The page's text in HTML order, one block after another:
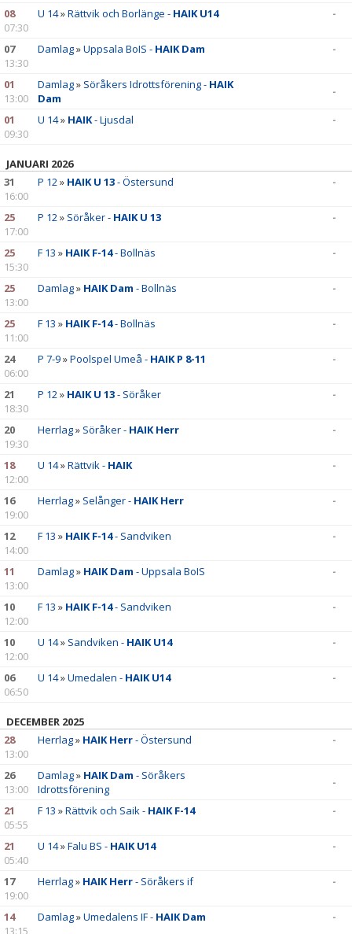
08
07:30
U 14»Rättvik och Borlänge - HAIK U14 -
07
13:30
Damlag»Uppsala BoIS - HAIK Dam -
01
13:00
Damlag» Söråkers Idrottsförening - HAIK
Dam
-
01
09:30
U 14» HAIK- Ljusdal -
JANUARI 2026
31
16:00
P 12» HAIK U 13- Östersund -
25
17:00
P 12» Söråker - HAIK U 13 -
25
15:30
F 13 » HAIK F-14- Bollnäs -
25
13:00
Damlag» HAIK Dam - Bollnäs -
25
11:00
F 13 » HAIK F-14- Bollnäs -
24
06:00
P 7-9»Poolspel Umeå - HAIK P 8-11 -
21
18:30
P 12» HAIK U 13- Söråker -
20
19:30
Herrlag» Söråker - HAIK Herr -
18
12:00
U 14»Rättvik - HAIK -
16
19:00
Herrlag» Selånger - HAIK Herr -
12
14:00
F 13 » HAIK F-14- Sandviken -
11
13:00
Damlag» HAIK Dam - Uppsala BoIS -
10
12:00
F 13 » HAIK F-14- Sandviken -
10
12:00
U 14» Sandviken - HAIK U14 -
06
06:50
U 14»Umedalen - HAIK U14 -
DECEMBER 2025
28
13:00
Herrlag» HAIK Herr- Östersund -
26
13:00
Damlag» HAIK Dam - Söråkers
Idrottsförening
-
21
05:55
F 13 »Rättvik och Saik - HAIK F-14 -
21
05:40
U 14»Falu BS - HAIK U14 -
17
19:00
Herrlag» HAIK Herr- Söråkers if -
14
13:15
Damlag»Umedalens IF - HAIK Dam -